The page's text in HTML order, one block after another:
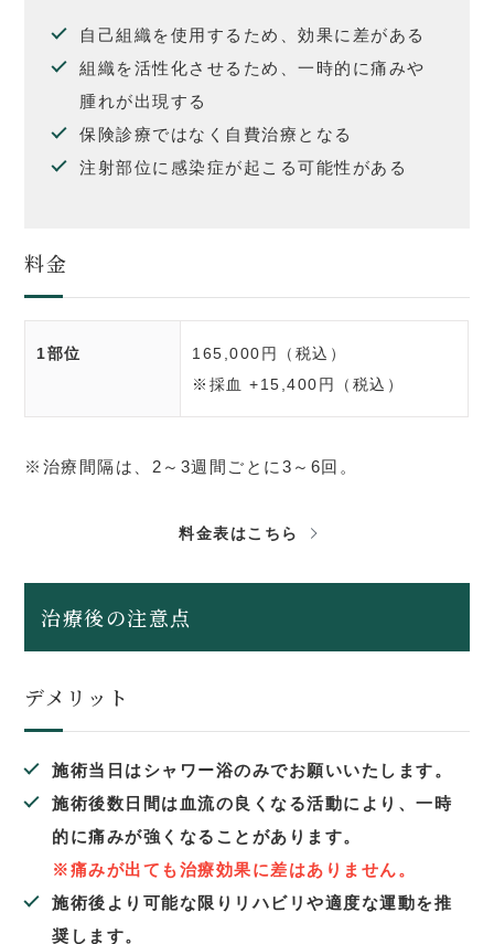
自己組織を使用するため、効果に差がある
組織を活性化させるため、一時的に痛みや
腫れが出現する
保険診療ではなく自費治療となる
注射部位に感染症が起こる可能性がある
料金
1部位
165,000円（税込）
※採血 +15,400円（税込）
※治療間隔は、2～3週間ごとに3～6回。
料金表はこちら
治療後の注意点
デメリット
施術当日はシャワー浴のみでお願いいたします。
施術後数日間は血流の良くなる活動により、一時
的に痛みが強くなることがあります。
※痛みが出ても治療効果に差はありません。
施術後より可能な限りリハビリや適度な運動を推
奨します。